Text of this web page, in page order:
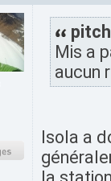
Mis a
aucun
Isola a